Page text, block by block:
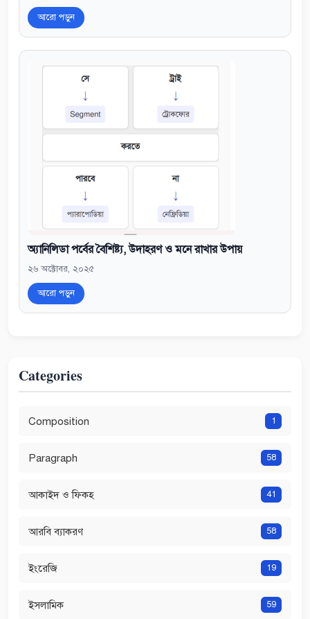
আরো পড়ুন
অ্যানিলিডা পর্বের বৈশিষ্ট্য, উদাহরণ ও মনে রাখার উপায়
২৬ অক্টোবর, ২০২৫
আরো পড়ুন
Categories
Composition 1
Paragraph 58
আকাইদ ও ফিকহ 41
আরবি ব্যাকরণ 58
ইংরেজি 19
ইসলামিক 59